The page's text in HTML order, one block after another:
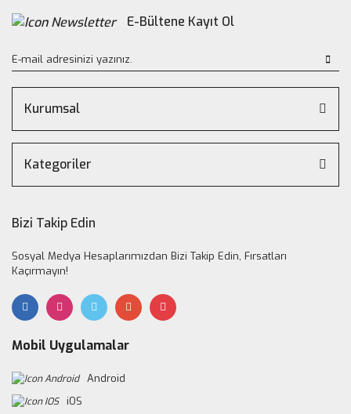
E-Bültene Kayıt Ol
Kurumsal
Kategoriler
Bizi Takip Edin
Sosyal Medya Hesaplarımızdan Bizi Takip Edin, Fırsatları
Kaçırmayın!
Mobil Uygulamalar
Android
iOS